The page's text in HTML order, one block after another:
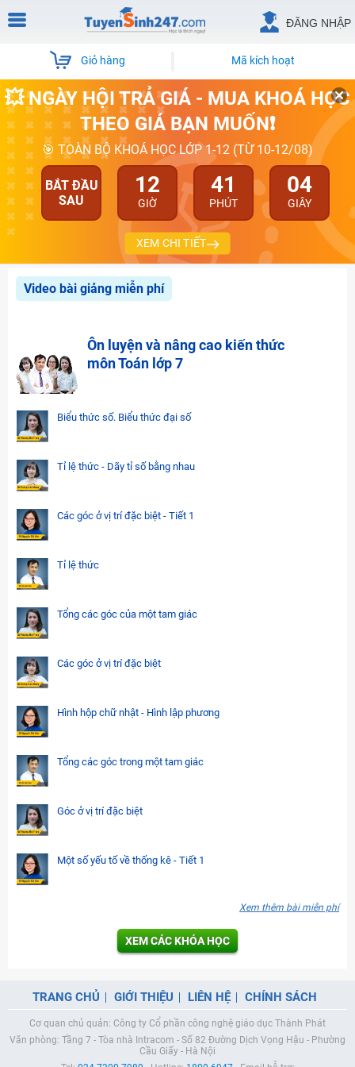
ĐĂNG NHẬP
Giỏ hàng Mã kích hoạt
💥 NGÀY HỘI TRẢ GIÁ - MUA KHOÁ HỌC
THEO GIÁ BẠN MUỐN❗
🎯 TOÀN BỘ KHOÁ HỌC LỚP 1-12 (TỪ 10-12/08)
BẮT ĐẦU
SAU
12
GIỜ
41
PHÚT
04
GIÂY
XEM CHI TIẾT
Video bài giảng miễn phí
Ôn luyện và nâng cao kiến thức
môn Toán lớp 7
Biểu thức số. Biểu thức đại số
Tỉ lệ thức - Dãy tỉ số bằng nhau
Các góc ở vị trí đặc biệt - Tiết 1
Tỉ lệ thức
Tổng các góc của một tam giác
Các góc ở vị trí đặc biệt
Hình hộp chữ nhật - Hình lập phương
Tổng các góc trong một tam giác
Góc ở vị trí đặc biệt
Một số yếu tố về thống kê - Tiết 1
Xem thêm bài miễn phí
XEM CÁC KHÓA HỌC
TRANG CHỦ GIỚI THIỆU LIÊN HỆ CHÍNH SÁCH
Cơ quan chủ quản: Công ty Cổ phần công nghệ giáo dục Thành Phát
Văn phòng: Tầng 7 - Tòa nhà Intracom - Số 82 Đường Dịch Vọng Hậu - Phường
Cầu Giấy - Hà Nội